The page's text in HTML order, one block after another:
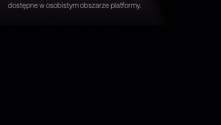
dostępne w osobistym obszarze platformy.